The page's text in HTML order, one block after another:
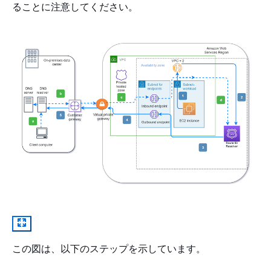
ることに注意してください。
この図は、以下のステップを示しています。